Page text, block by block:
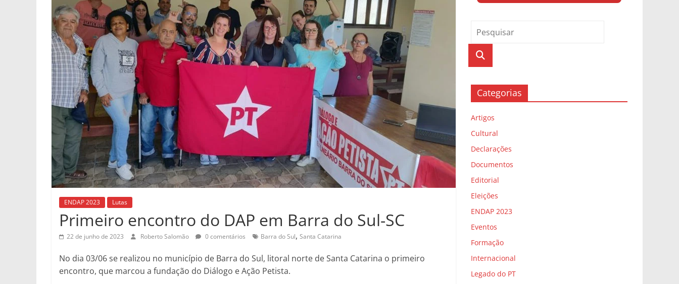
ENDAP 2023 Lutas
Primeiro encontro do DAP em Barra do Sul-SC
22 de junho de 2023 Roberto Salomão 0 comentários Barra do Sul, Santa Catarina
No dia 03/06 se realizou no município de Barra do Sul, litoral norte de Santa Catarina o primeiro
encontro, que marcou a fundação do Diálogo e Ação Petista.
Categorias
Artigos
Cultural
Declarações
Documentos
Editorial
Eleições
ENDAP 2023
Eventos
Formação
Internacional
Legado do PT